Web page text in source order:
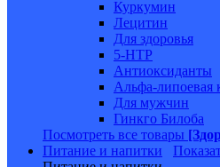
Куркумин
Лецитин
Для здоровья
5-HTP
Антиоксиданты
Альфа-липоевая
Для мужчин
Гинкго Билоба
Посмотреть все товары
Питание и напитки